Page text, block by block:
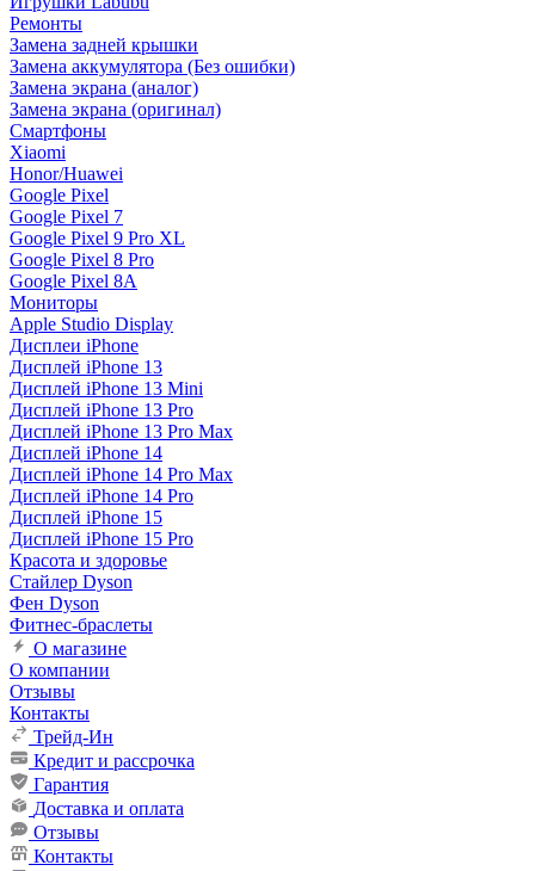
Ремонты
Замена задней крышки
Замена аккумулятора (Без ошибки)
Замена экрана (аналог)
Замена экрана (оригинал)
Смартфоны
Xiaomi
Honor/Huawei
Google Pixel
Google Pixel 7
Google Pixel 9 Pro XL
Google Pixel 8 Pro
Google Pixel 8A
Мониторы
Apple Studio Display
Дисплеи iPhone
Дисплей iPhone 13
Дисплей iPhone 13 Mini
Дисплей iPhone 13 Pro
Дисплей iPhone 13 Pro Max
Дисплей iPhone 14
Дисплей iPhone 14 Pro Max
Дисплей iPhone 14 Pro
Дисплей iPhone 15
Дисплей iPhone 15 Pro
Красота и здоровье
Стайлер Dyson
Фен Dyson
Фитнес-браслеты
О магазине
О компании
Отзывы
Контакты
Трейд-Ин
Кредит и рассрочка
Гарантия
Доставка и оплата
Отзывы
Контакты